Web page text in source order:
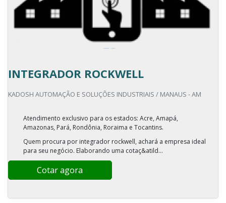
INTEGRADOR ROCKWELL
KADOSH AUTOMAÇÃO E SOLUÇÕES INDUSTRIAIS / MANAUS - AM
Atendimento exclusivo para os estados: Acre, Amapá,
Amazonas, Pará, Rondônia, Roraima e Tocantins.
Quem procura por integrador rockwell, achará a empresa ideal
para seu negócio. Elaborando uma cotaç&atild...
Cotar agora